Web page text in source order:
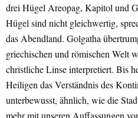
drei Hügel Areopag, Kapitol und
Hügel sind nicht gleichwertig,
das Abendland. Golgatha
griechischen und römischen Welt
christliche Linse interpretiert. Bis
Heiligen das Verständnis des
unterbewusst, ähnlich, wie die
mehr mit unseren Auffassungen